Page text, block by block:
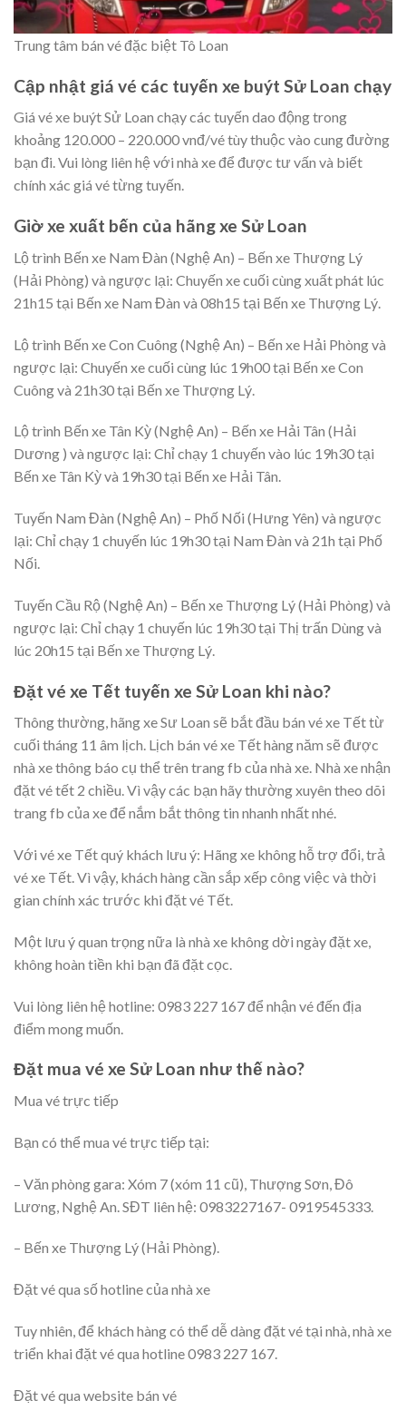
Trung tâm bán vé đặc biệt Tô Loan
Cập nhật giá vé các tuyến xe buýt Sử Loan chạy
Giá vé xe buýt Sử Loan chạy các tuyến dao động trong
khoảng 120.000 – 220.000 vnđ/vé tùy thuộc vào cung đường
bạn đi. Vui lòng liên hệ với nhà xe để được tư vấn và biết
chính xác giá vé từng tuyến.
Giờ xe xuất bến của hãng xe Sử Loan
Lộ trình Bến xe Nam Đàn (Nghệ An) – Bến xe Thượng Lý
(Hải Phòng) và ngược lại: Chuyến xe cuối cùng xuất phát lúc
21h15 tại Bến xe Nam Đàn và 08h15 tại Bến xe Thượng Lý.
Lộ trình Bến xe Con Cuông (Nghệ An) – Bến xe Hải Phòng và
ngược lại: Chuyến xe cuối cùng lúc 19h00 tại Bến xe Con
Cuông và 21h30 tại Bến xe Thượng Lý.
Lộ trình Bến xe Tân Kỳ (Nghệ An) – Bến xe Hải Tân (Hải
Dương ) và ngược lại: Chỉ chạy 1 chuyến vào lúc 19h30 tại
Bến xe Tân Kỳ và 19h30 tại Bến xe Hải Tân.
Tuyến Nam Đàn (Nghệ An) – Phố Nối (Hưng Yên) và ngược
lại: Chỉ chạy 1 chuyến lúc 19h30 tại Nam Đàn và 21h tại Phố
Nối.
Tuyến Cầu Rộ (Nghệ An) – Bến xe Thượng Lý (Hải Phòng) và
ngược lại: Chỉ chạy 1 chuyến lúc 19h30 tại Thị trấn Dùng và
lúc 20h15 tại Bến xe Thượng Lý.
Đặt vé xe Tết tuyến xe Sử Loan khi nào?
Thông thường, hãng xe Sư Loan sẽ bắt đầu bán vé xe Tết từ
cuối tháng 11 âm lịch. Lịch bán vé xe Tết hàng năm sẽ được
nhà xe thông báo cụ thể trên trang fb của nhà xe. Nhà xe nhận
đặt vé tết 2 chiều. Vì vậy các bạn hãy thường xuyên theo dõi
trang fb của xe để nắm bắt thông tin nhanh nhất nhé.
Với vé xe Tết quý khách lưu ý: Hãng xe không hỗ trợ đổi, trả
vé xe Tết. Vì vậy, khách hàng cần sắp xếp công việc và thời
gian chính xác trước khi đặt vé Tết.
Một lưu ý quan trọng nữa là nhà xe không dời ngày đặt xe,
không hoàn tiền khi bạn đã đặt cọc.
Vui lòng liên hệ hotline: 0983 227 167 để nhận vé đến địa
điểm mong muốn.
Đặt mua vé xe Sử Loan như thế nào?
Mua vé trực tiếp
Bạn có thể mua vé trực tiếp tại:
– Văn phòng gara: Xóm 7 (xóm 11 cũ), Thượng Sơn, Đô
Lương, Nghệ An. SĐT liên hệ: 0983227167- 0919545333.
– Bến xe Thượng Lý (Hải Phòng).
Đặt vé qua số hotline của nhà xe
Tuy nhiên, để khách hàng có thể dễ dàng đặt vé tại nhà, nhà xe
triển khai đặt vé qua hotline 0983 227 167.
Đặt vé qua website bán vé